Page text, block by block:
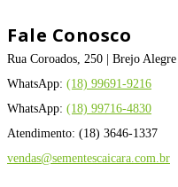
Fale Conosco
Rua Coroados, 250 | Brejo
WhatsApp: (18) 99691-9216
WhatsApp: (18) 99716-4830
Atendimento: (18) 3646-1337
vendas@sementescaicara.com.br